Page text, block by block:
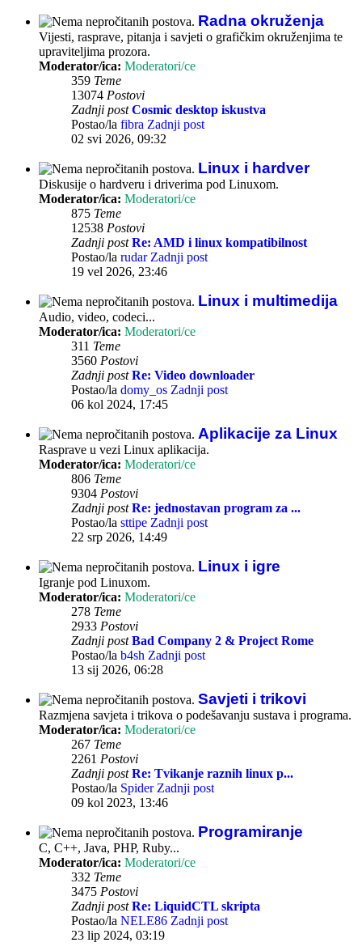
Radna okruženja
Vijesti, rasprave, pitanja i savjeti o grafičkim okruženjima te
upraviteljima prozora.
Moderator/ica: Moderatori/ce
359 Teme
13074 Postovi
Zadnji post Cosmic desktop iskustva
Postao/la fibra Zadnji post
02 svi 2026, 09:32
Linux i hardver
Diskusije o hardveru i driverima pod Linuxom.
Moderator/ica: Moderatori/ce
875 Teme
12538 Postovi
Zadnji post Re: AMD i linux kompatibilnost
Postao/la rudar Zadnji post
19 vel 2026, 23:46
Linux i multimedija
Audio, video, codeci...
Moderator/ica: Moderatori/ce
311 Teme
3560 Postovi
Zadnji post Re: Video downloader
Postao/la domy_os Zadnji post
06 kol 2024, 17:45
Aplikacije za Linux
Rasprave u vezi Linux aplikacija.
Moderator/ica: Moderatori/ce
806 Teme
9304 Postovi
Zadnji post Re: jednostavan program za ...
Postao/la sttipe Zadnji post
22 srp 2026, 14:49
Linux i igre
Igranje pod Linuxom.
Moderator/ica: Moderatori/ce
278 Teme
2933 Postovi
Zadnji post Bad Company 2 & Project Rome
Postao/la b4sh Zadnji post
13 sij 2026, 06:28
Savjeti i trikovi
Razmjena savjeta i trikova o podešavanju sustava i programa.
Moderator/ica: Moderatori/ce
267 Teme
2261 Postovi
Zadnji post Re: Tvikanje raznih linux p...
Postao/la Spider Zadnji post
09 kol 2023, 13:46
Programiranje
C, C++, Java, PHP, Ruby...
Moderator/ica: Moderatori/ce
332 Teme
3475 Postovi
Zadnji post Re: LiquidCTL skripta
Postao/la NELE86 Zadnji post
23 lip 2024, 03:19